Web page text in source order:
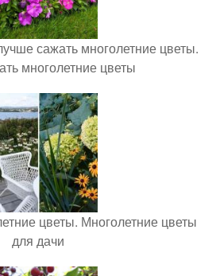
сажать многолетние цветы.
многолетние цветы
цветы. Многолетние цветы
для дачи